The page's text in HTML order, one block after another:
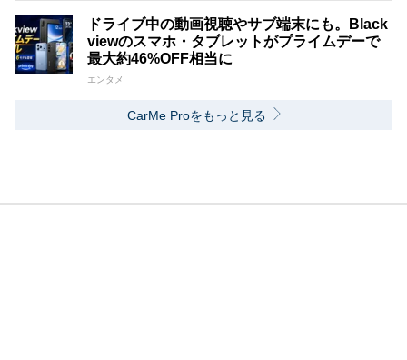
ドライブ中の動画視聴やサブ端末にも。Black
viewのスマホ・タブレットがプライムデーで
最大約46%OFF相当に
エンタメ
CarMe Proをもっと見る